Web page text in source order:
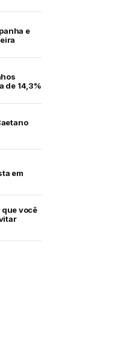
e
de 14,3%
em
você